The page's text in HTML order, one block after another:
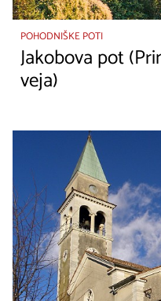
POHODNIŠKE POTI
Jakobova pot
veja)